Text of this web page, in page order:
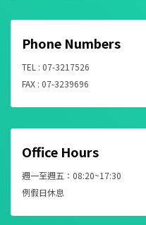
Phone Numbers
TEL : 07-3217526
FAX : 07-3239696
Office Hours
週一至週五：08:20~17:30
例假日休息